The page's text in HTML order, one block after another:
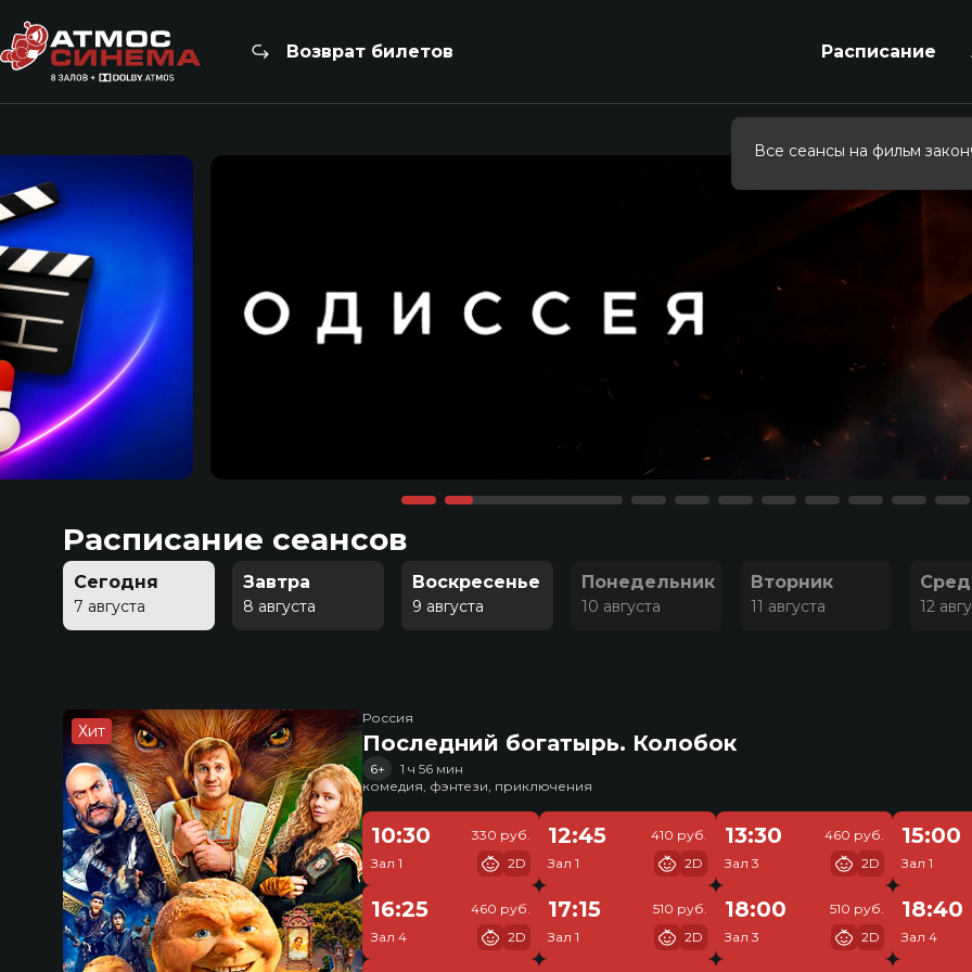
Возврат билетов Расписание
Расписание сеансов
Сегодня
7 августа
Завтра
8 августа
Воскресенье
9 августа
Понедельник
10 августа
Вторник
11 августа 12
Хит
Россия
Последний богатырь. Колобок
6+
1 ч 56 мин
комедия, фэнтези, приключения
10:30
Зал 1
330 руб.
2D
12:45
Зал 1
410 руб.
2D
13:30
Зал 3
460 руб.
2D
15:00
Зал 1
16:25
Зал 4
460 руб.
2D
17:15
Зал 1
510 руб.
2D
18:00
Зал 3
510 руб.
2D
18:40
Зал 4
Все сеансы на фильм